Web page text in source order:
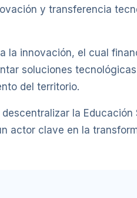
y transferencia
la innovación, el cual
soluciones
del territorio.
la
actor clave en la